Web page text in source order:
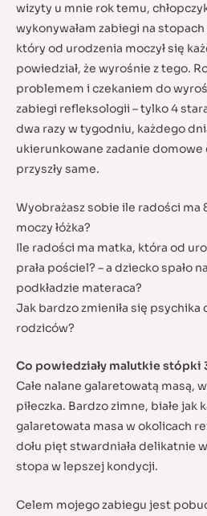
wizyty u mnie rok temu,
wykonywałam zabiegi na
który od urodzenia moczył się
powiedział, że wyrośnie z tego.
problemem i czekaniem do
zabiegi refleksologii – tylko 4
dwa razy w tygodniu, każdego
ukierunkowane zadanie
przyszły same.
Wyobrażasz sobie ile radości ma
moczy łóżka?
Ile radości ma matka, która od
prała pościel? – a dziecko spało
podkładzie materaca?
Jak bardzo zmieniła się psychika
rodziców?
Co powiedziały malutkie stópki
Całe nalane galaretowatą masą,
piłeczka. Bardzo zimne, białe jak
galaretowata masa w okolicach
dołu pięt stwardniała delikatnie
stopa w lepszej kondycji.
Celem mojego zabiegu jest